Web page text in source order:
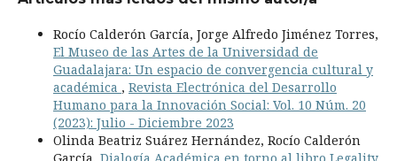
Rocío Calderón García, Jorge Alfredo Jiménez Torres,
El Museo de las Artes de la Universidad de
Guadalajara: Un espacio de convergencia cultural y
académica , Revista Electrónica del Desarrollo
Humano para la Innovación Social: Vol. 10 Núm. 20
(2023): Julio - Diciembre 2023
Olinda Beatriz Suárez Hernández, Rocío Calderón